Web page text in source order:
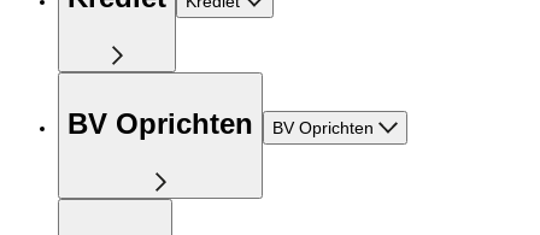
BV Oprichten BV Oprichten